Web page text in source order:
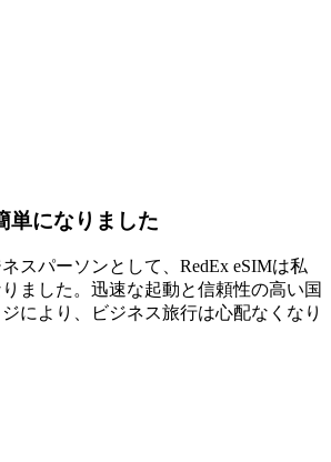
単になりました
スパーソンとして、RedEx eSIMは私
ました。迅速な起動と信頼性の高い国
により、ビジネス旅行は心配なくなり